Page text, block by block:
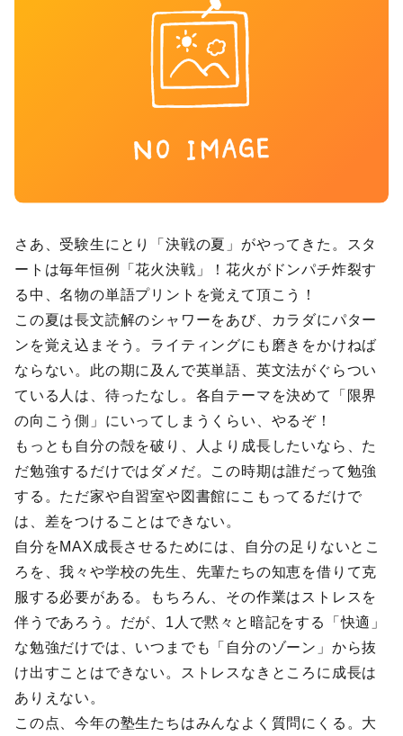
さあ、受験生にとり「決戦の夏」がやってきた。スタ
ートは毎年恒例「花火決戦」！花火がドンパチ炸裂す
る中、名物の単語プリントを覚えて頂こう！
この夏は長文読解のシャワーをあび、カラダにパター
ンを覚え込まそう。ライティングにも磨きをかけねば
ならない。此の期に及んで英単語、英文法がぐらつい
ている人は、待ったなし。各自テーマを決めて「限界
の向こう側」にいってしまうくらい、やるぞ！
もっとも自分の殻を破り、人より成長したいなら、た
だ勉強するだけではダメだ。この時期は誰だって勉強
する。ただ家や自習室や図書館にこもってるだけで
は、差をつけることはできない。
自分をMAX成長させるためには、自分の足りないとこ
ろを、我々や学校の先生、先輩たちの知恵を借りて克
服する必要がある。もちろん、その作業はストレスを
伴うであろう。だが、1人で黙々と暗記をする「快適」
な勉強だけでは、いつまでも「自分のゾーン」から抜
け出すことはできない。ストレスなきところに成長は
ありえない。
この点、今年の塾生たちはみんなよく質問にくる。大